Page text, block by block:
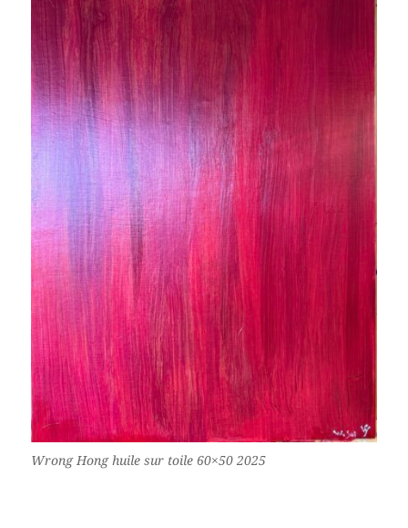
Wrong Hong huile sur toile 60×50 2025